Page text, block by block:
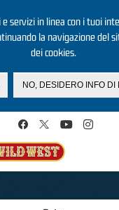
servizi in linea con i tuoi
la navigazione del
dei cookies.
NO, DESIDERO INFO DI